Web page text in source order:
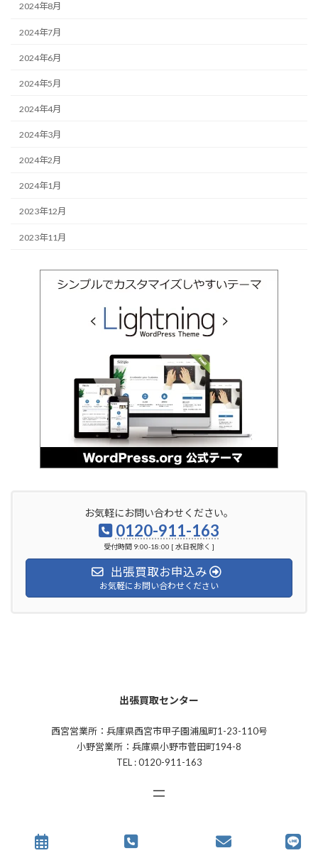
2024年8月
2024年7月
2024年6月
2024年5月
2024年4月
2024年3月
2024年2月
2024年1月
2023年12月
2023年11月
お気軽にお問い合わせください。
0120-911-163
受付時間 9:00-18:00 [ 水日祝除く ]
出張買取お申込み
お気軽にお問い合わせください
出張買取センター
西宮営業所：兵庫県西宮市甲子園浦風町1-23-110号
小野営業所：兵庫県小野市菅田町194-8
TEL : 0120-911-163
出張買取センター ALL RIGHTS RESERVED.